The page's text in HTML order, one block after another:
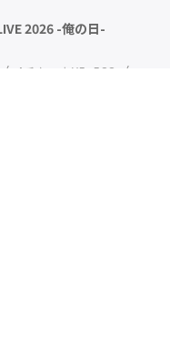
2026 -俺の日-
/ Aチケット¥5,500 /